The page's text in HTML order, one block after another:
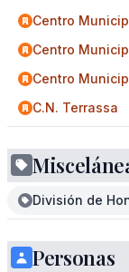
Centro
Centro
Centro
C.N. Terrassa
División de
Personas